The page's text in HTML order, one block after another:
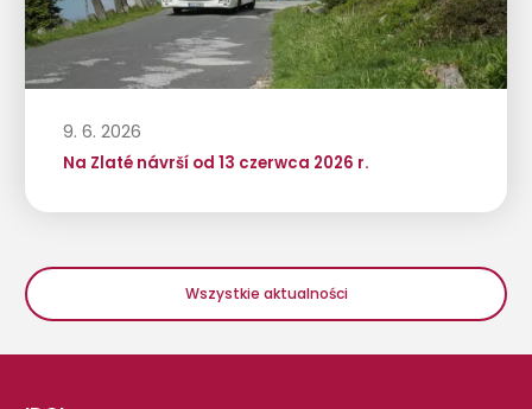
9. 6. 2026
Na Zlaté návrší od 13 czerwca 2026 r.
Wszystkie aktualności